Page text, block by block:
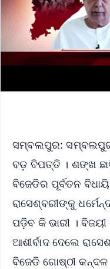
ସମ୍ବଲପୁର:
ବଡ଼ ବିପତ୍ତି । ଶଙ୍ଖ
ବିଜେଡିର ପୂର୍ବତନ
ରାସେଶ୍ବରୀଙ୍କୁ
ପଡ଼ିବ କି ଭାରୀ ।
ଆଶୀର୍ବାଦ ଦେଲେ
ବିଜେଡି ଗୋଷ୍ଠୀ କନ୍ଦଳ